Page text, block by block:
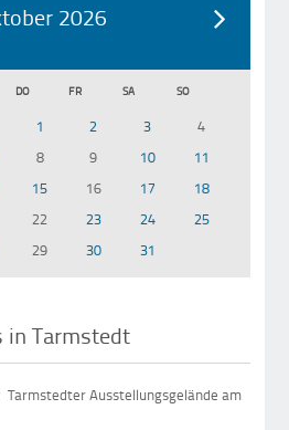
2026
DO FR SA SO
1 2 3
4
8 9 10
11
15 16 17
18
22 23 24
25
29 30 31
in Tarmstedt
Tarmstedter Ausstellungsgelände am